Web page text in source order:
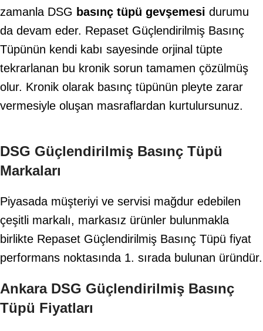
zamanla DSG basınç tüpü gevşemesi durumu
da devam eder. Repaset Güçlendirilmiş Basınç
Tüpünün kendi kabı sayesinde orjinal tüpte
tekrarlanan bu kronik sorun tamamen çözülmüş
olur. Kronik olarak basınç tüpünün pleyte zarar
vermesiyle oluşan masraflardan kurtulursunuz.
DSG Güçlendirilmiş Basınç Tüpü
Markaları
Piyasada müşteriyi ve servisi mağdur edebilen
çeşitli markalı, markasız ürünler bulunmakla
birlikte Repaset Güçlendirilmiş Basınç Tüpü fiyat
performans noktasında 1. sırada bulunan üründür.
Ankara DSG Güçlendirilmiş Basınç
Tüpü Fiyatları